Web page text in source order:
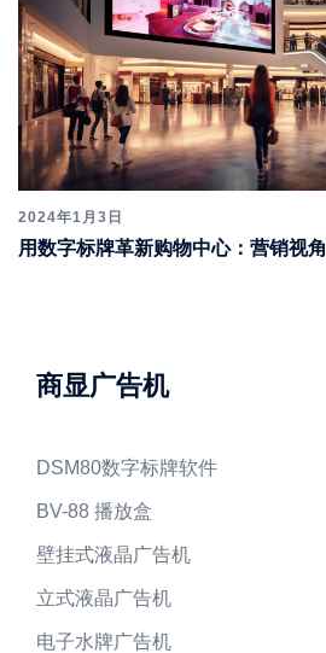
2024年1月3日
用数字标牌革新购物中心：营销视角
商显广告机
DSM80数字标牌软件
BV-88 播放盒
壁挂式液晶广告机
立式液晶广告机
电子水牌广告机